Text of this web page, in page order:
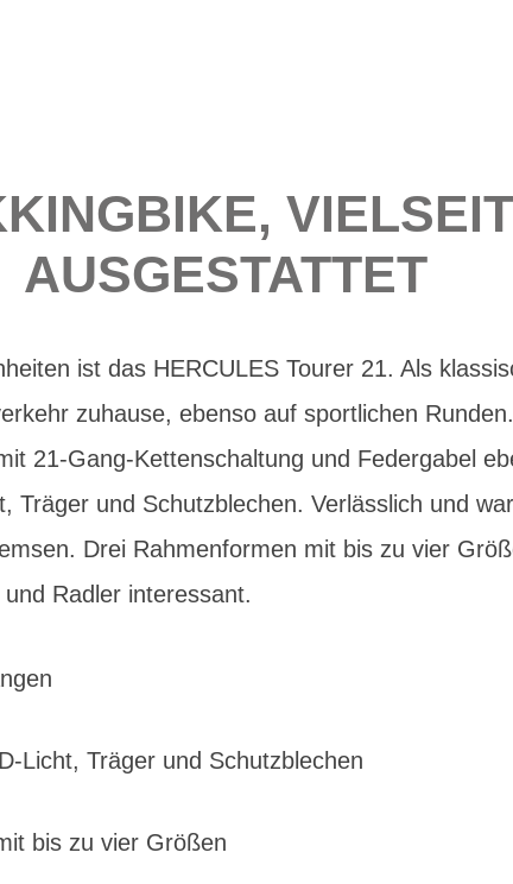
AUSGESTATTET
ist das HERCULES Tourer 21. Als
zuhause, ebenso auf sportlichen
21-Gang-Kettenschaltung und Federgabel
Träger und Schutzblechen. Verlässlich und
Drei Rahmenformen mit bis zu vier
Radler interessant.
Licht, Träger und Schutzblechen
bis zu vier Größen